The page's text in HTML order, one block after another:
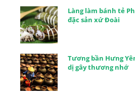
Làng làm bánh tẻ
đặc sản xứ Đoài
Tương bần Hưng
dị gây thương nhớ